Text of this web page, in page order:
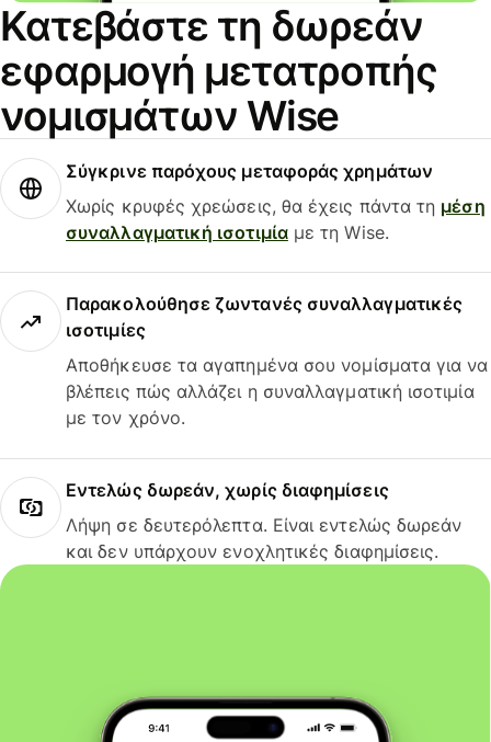
Κατεβάστε τη δωρεάν
εφαρμογή μετατροπής
νομισμάτων Wise
Σύγκρινε παρόχους μεταφοράς χρημάτων
Χωρίς κρυφές χρεώσεις, θα έχεις πάντα τη μέση
συναλλαγματική ισοτιμίαμε τη Wise.
Παρακολούθησε ζωντανές συναλλαγματικές
ισοτιμίες
Αποθήκευσε τα αγαπημένα σου νομίσματα για να
βλέπεις πώς αλλάζει η συναλλαγματική ισοτιμία
με τον χρόνο.
Εντελώς δωρεάν, χωρίς διαφημίσεις
Λήψη σε δευτερόλεπτα. Είναι εντελώς δωρεάν
και δεν υπάρχουν ενοχλητικές διαφημίσεις.